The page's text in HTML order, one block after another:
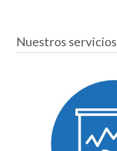
Nuestros servicios